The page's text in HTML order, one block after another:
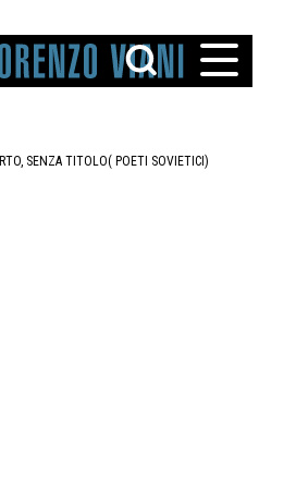
SENZA TITOLO( POETI SOVIETICI)